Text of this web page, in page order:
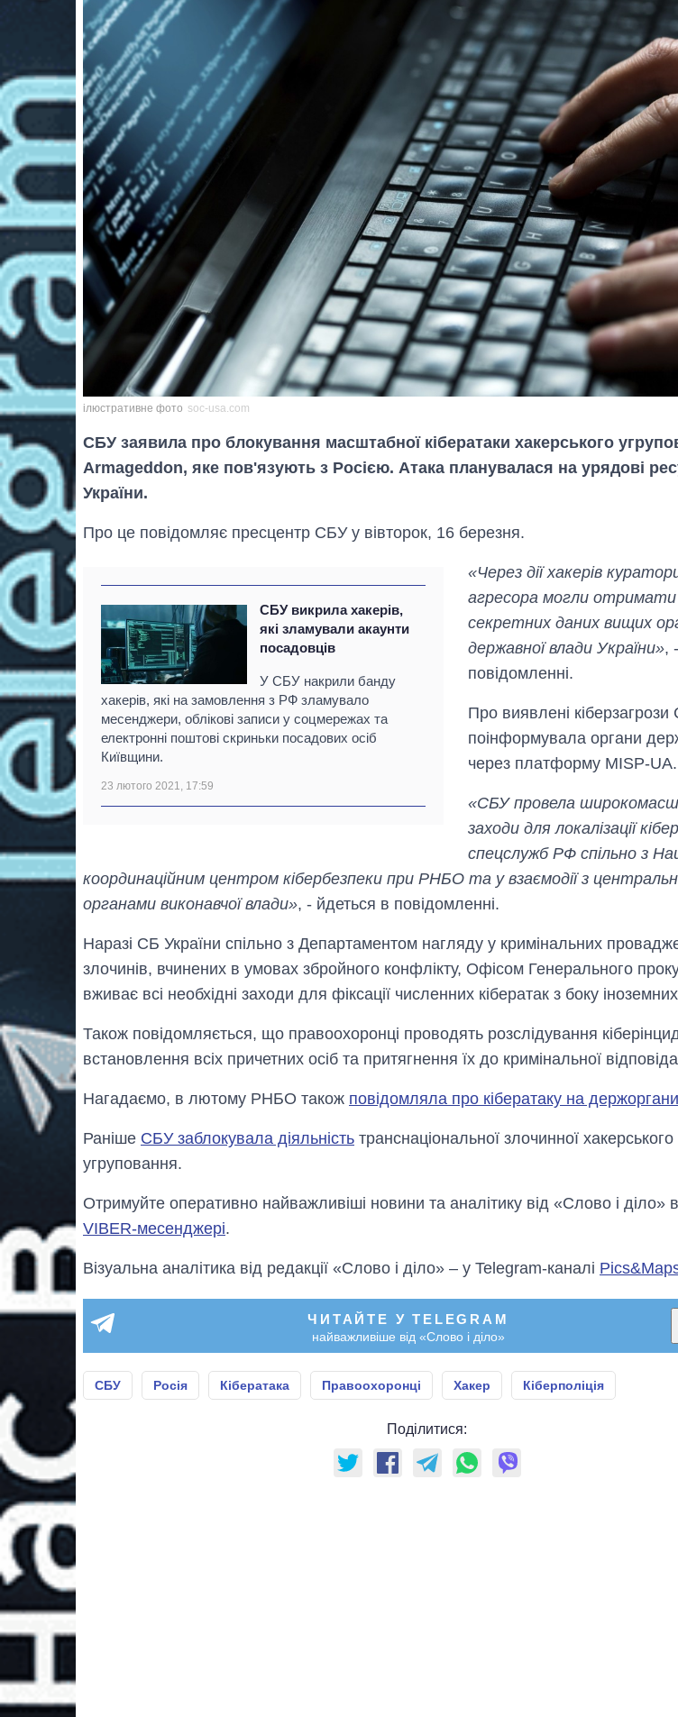
ілюстративне фото soc-usa.com
СБУ заявила про блокування масштабної кібератаки хакерського
Armageddon, яке пов'язують з Росією. Атака планувалася на урядові
України.
Про це повідомляє пресцентр СБУ у вівторок, 16 березня.
СБУ викрила хакерів,
які зламували акаунти
посадовців
У СБУ накрили банду
хакерів, які на замовлення з РФ зламувало
месенджери, облікові записи у соцмережах та
електронні поштові скриньки посадових осіб
Київщини.
23 лютого 2021, 17:59
«Через дії хакерів
агресора могли
секретних даних вищих
державної влади України»,
повідомленні.
Про виявлені
поінформувала органи
через платформу MISP-UA.
«СБУ провела
заходи для локалізації
спецслужб РФ спільно з
координаційним центром кібербезпеки при РНБО та у взаємодії з
органами виконавчої влади», - йдеться в повідомленні.
Наразі СБ України спільно з Департаментом нагляду у кримінальних
злочинів, вчинених в умовах збройного конфлікту, Офісом Генерального
вживає всі необхідні заходи для фіксації численних кібератак з боку
Також повідомляється, що правоохоронці проводять розслідування
встановлення всіх причетних осіб та притягнення їх до кримінальної
Нагадаємо, в лютому РНБО також повідомляла про кібератаку на
Раніше СБУ заблокувала діяльність транснаціональної злочинної хакерського
угруповання.
Отримуйте оперативно найважливіші новини та аналітику від «Слово і діло»
VIBER-месенджері.
Візуальна аналітика від редакції «Слово і діло» – у Telegram-каналі
ЧИТАЙТЕ У TELEGRAM
найважливіше від «Слово і діло»
СБУ Росія Кібератака Правоохоронці Хакер Кіберполіція
Поділитися: